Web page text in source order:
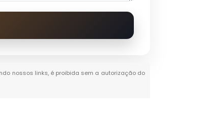
nossos links, é proibida sem a autorização do